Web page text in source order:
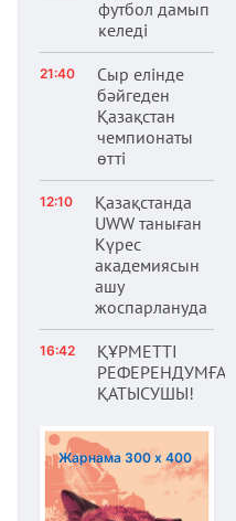
футбол дамып
келеді
21:40
Сыр елінде
бәйгеден
Қазақстан
чемпионаты
өтті
12:10
Қазақстанда
UWW таныған
Күрес
академиясын
ашу
жоспарлануда
16:42
ҚҰРМЕТТІ
РЕФЕРЕНДУМҒА
ҚАТЫСУШЫ!
Жарнама 300 х 400